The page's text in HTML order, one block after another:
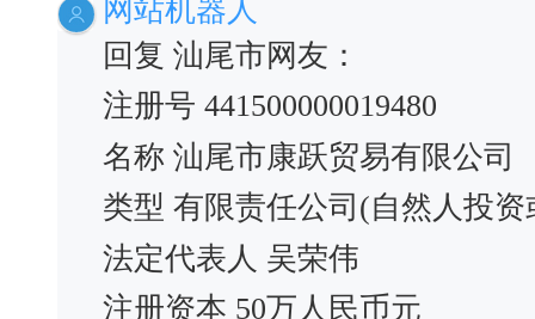
网站机器人
回复 汕尾市网友：
注册号 441500000019480
名称 汕尾市康跃贸易有限公司
类型 有限责任公司(自然人投
法定代表人 吴荣伟
注册资本 50万人民币元